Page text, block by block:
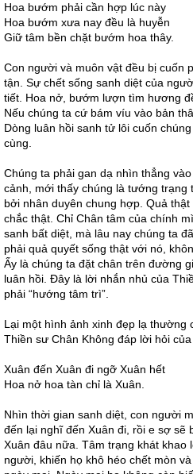
Hoa bướm phải cần hợp lúc này
Hoa bướm xưa nay đều là huyễn
Giữ tâm bền chặt bướm hoa thây.
Con người và muôn vật đều bị cuốn
tận. Sự chết sống sanh diệt của
tiết. Hoa nở, bướm lượn tìm hương
Nếu chúng ta cứ bám víu vào bản
Dòng luân hồi sanh tử lôi cuốn
cùng.
Chúng ta phải gan dạ nhìn thẳng
cảnh, mới thấy chúng là tướng
bởi nhân duyên chung hợp. Quả
chắc thật. Chỉ Chân tâm của chính
sanh bất diệt, mà lâu nay chúng ta
phải quả quyết sống thật với nó,
Ấy là chúng ta đặt chân trên đường
luân hồi. Đây là lời nhắn nhủ của
phải “hướng tâm trì”.
Lại một hình ảnh xinh đẹp lạ thường
Thiền sư Chân Không đáp lời hỏi
Xuân đến Xuân đi ngỡ Xuân hết
Hoa nở hoa tàn chỉ là Xuân.
Nhìn thời gian sanh diệt, con người
đến lại nghĩ đến Xuân đi, rồi e sợ sẽ
Xuân đâu nữa. Tâm trạng khát khao
người, khiến họ khô héo chết mòn